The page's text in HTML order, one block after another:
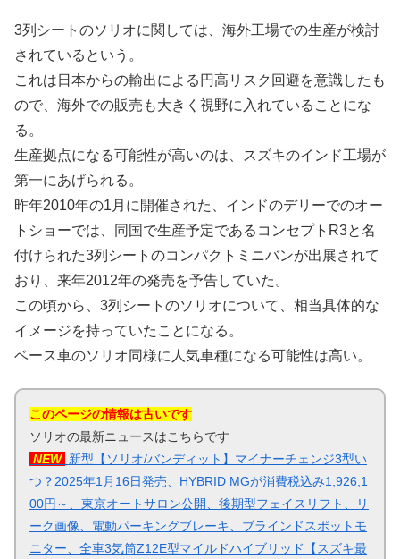
3列シートのソリオに関しては、海外工場での生産が検討
されているという。
これは日本からの輸出による円高リスク回避を意識したも
ので、海外での販売も大きく視野に入れていることにな
る。
生産拠点になる可能性が高いのは、スズキのインド工場が
第一にあげられる。
昨年2010年の1月に開催された、インドのデリーでのオー
トショーでは、同国で生産予定であるコンセプトR3と名
付けられた3列シートのコンパクトミニバンが出展されて
おり、来年2012年の発売を予告していた。
この頃から、3列シートのソリオについて、相当具体的な
イメージを持っていたことになる。
ベース車のソリオ同様に人気車種になる可能性は高い。
このページの情報は古いです
ソリオの最新ニュースはこちらです
NEW 新型【ソリオ/バンディット】マイナーチェンジ3型い
つ？2025年1月16日発売、HYBRID MGが消費税込み1,926,1
00円～、東京オートサロン公開、後期型フェイスリフト、リ
ーク画像、電動パーキングブレーキ、ブラインドスポットモ
ニター、全車3気筒Z12E型マイルドハイブリッド【スズキ最